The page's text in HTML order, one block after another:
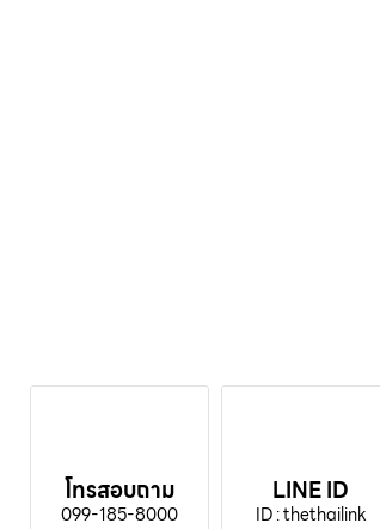
โทรสอบถาม
099-185-8000
LINE ID
ID : thethailink